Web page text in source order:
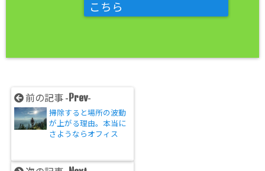
こちら
前の記事 - Prev-
掃除すると場所の波動
が上がる理由。本当に
さようならオフィス